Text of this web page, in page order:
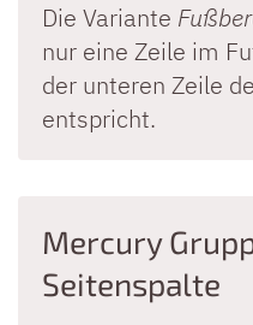
Die Variante
nur eine Zeile im
der unteren Zeile
entspricht.
Mercury
Seitenspalte